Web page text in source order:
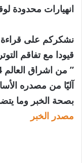
انهيارات محدودة
نشكركم على قراءة
قيودا مع تفاقم
آليًا من مصدره
بصحة الخبر وما
مصدر الخبر